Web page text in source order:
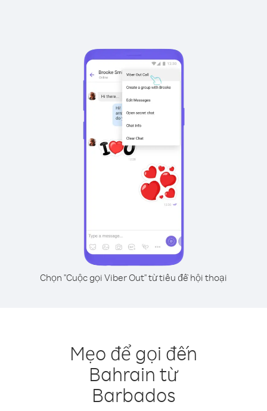
Chọn "Cuộc gọi Viber Out" từ tiêu đề hội thoại
Mẹo để gọi đến
Bahrain từ
Barbados